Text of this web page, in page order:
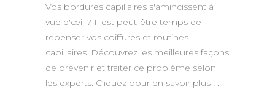
Vos bordures capillaires s'amincissent à
vue d'œil ? Il est peut-être temps de
repenser vos coiffures et routines
capillaires. Découvrez les meilleures façons
de prévenir et traiter ce problème selon
les experts. Cliquez pour en savoir plus !